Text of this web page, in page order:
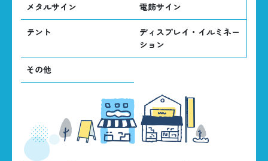
メタルサイン 電飾サイン
テント
ディスプレイ・イルミネー
ション
その他